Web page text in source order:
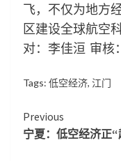
飞，不仅为地方
区建设全球航空
对：李佳洹 审核
Tags: 低空经济, 江门
Continue
Reading
Previous
宁夏：低空经济正“